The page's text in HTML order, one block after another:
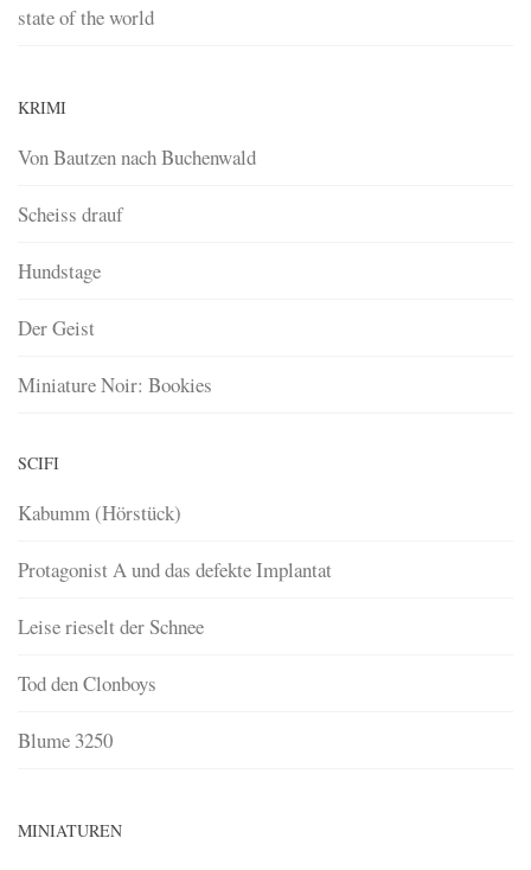
state of the world
KRIMI
Von Bautzen nach Buchenwald
Scheiss drauf
Hundstage
Der Geist
Miniature Noir: Bookies
SCIFI
Kabumm (Hörstück)
Protagonist A und das defekte Implantat
Leise rieselt der Schnee
Tod den Clonboys
Blume 3250
MINIATUREN